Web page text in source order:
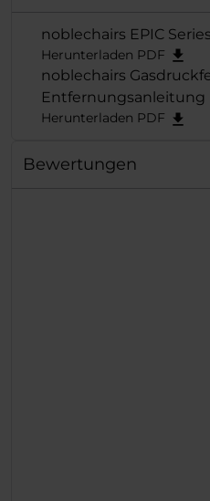
Chair" verliehen und
der exzellenten Reihe
damit erneut die
verdiente Krone
aufgesetzt.
noblechairs EPIC
Herunterladen PDF
noblechairs
Entfernungsanleitung
Herunterladen PDF
Bewertungen